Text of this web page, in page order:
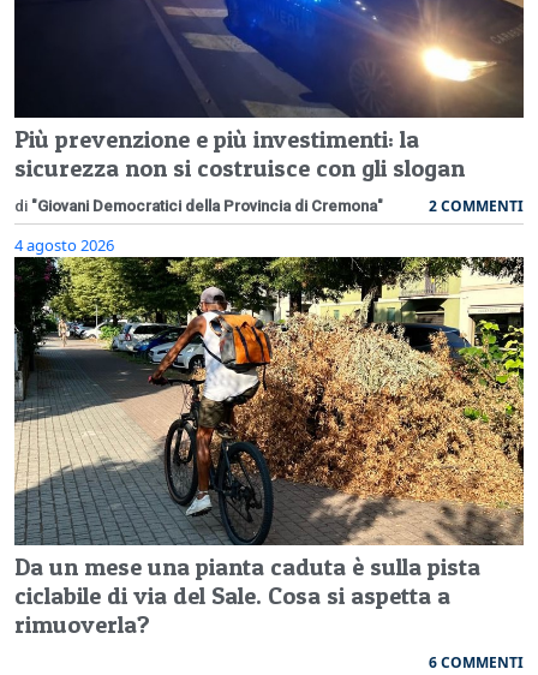
Più prevenzione e più investimenti: la
sicurezza non si costruisce con gli slogan
di "Giovani Democratici della Provincia di Cremona" 2 COMMENTI
4 agosto 2026
Da un mese una pianta caduta è sulla pista
ciclabile di via del Sale. Cosa si aspetta a
rimuoverla?
6 COMMENTI